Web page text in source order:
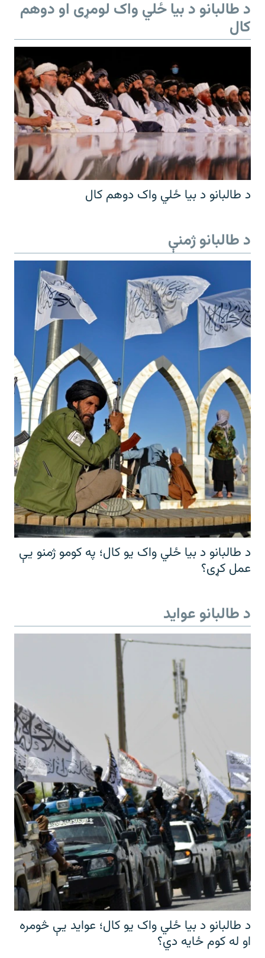
د طالبانو د بیا ځلي واک لومړی او دوهم
کال
د طالبانو د بیا ځلي واک دوهم کال
د طالبانو ژمنې
د طالبانو د بیا ځلي واک یو کال؛ په کومو ژمنو یې
عمل کړی؟
د طالبانو عواید
د طالبانو د بیا ځلي واک یو کال؛ عواید یې څومره
او له کوم ځایه دي؟